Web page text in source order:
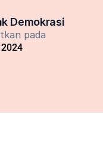
Demokrasi
pada